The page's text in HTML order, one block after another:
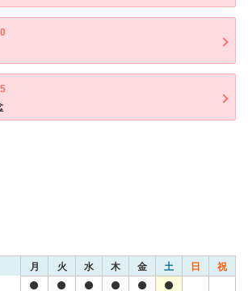
月 火 水 木 金 土 日 祝